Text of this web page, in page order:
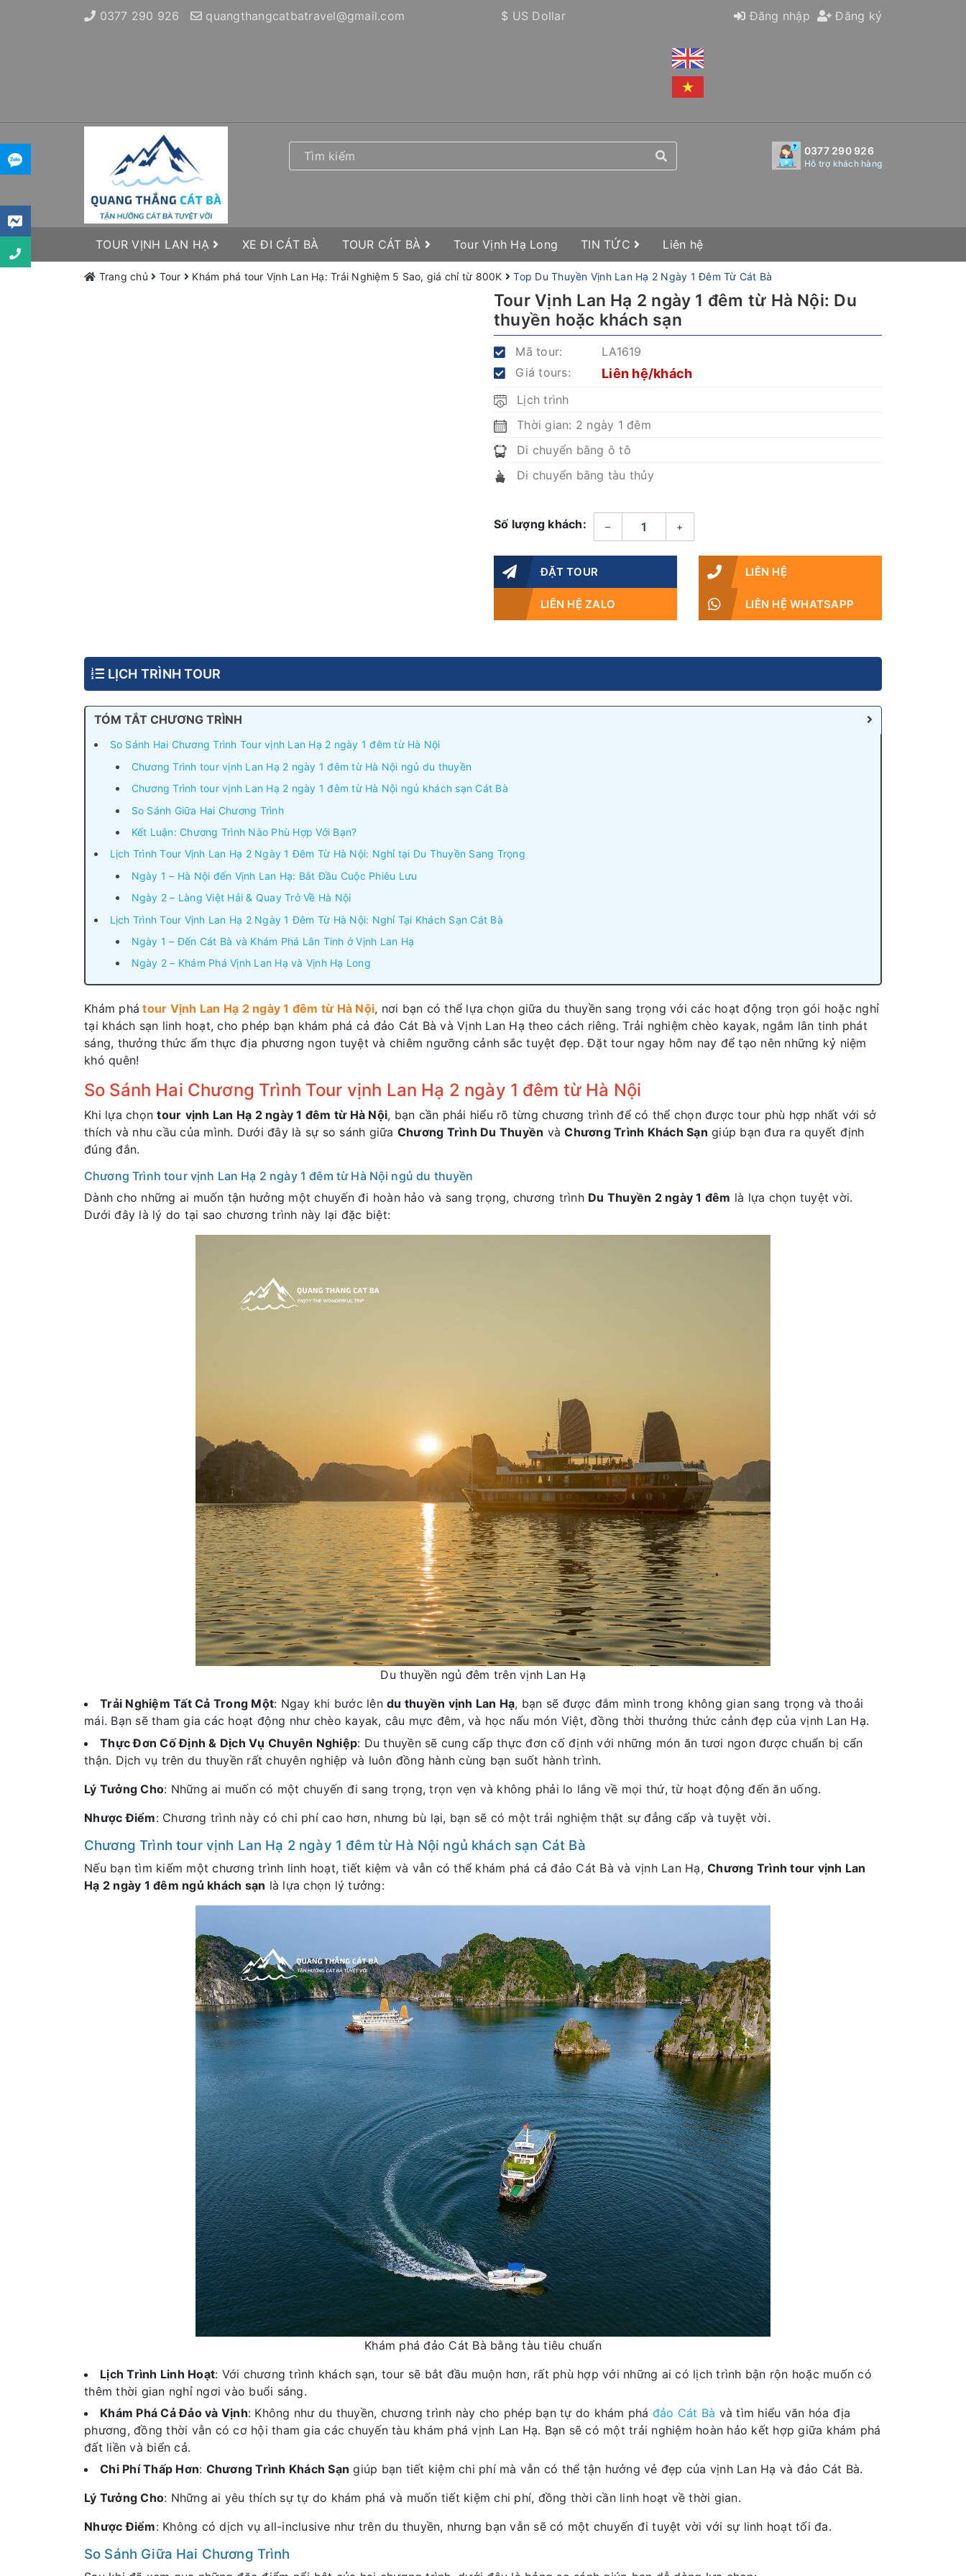
0377 290 926 quangthangcatbatravel@gmail.com Đăng nhập Đăng ký
$ US Dollar
0377 290 926
Hỗ trợ khách hàng
TOUR VỊNH LAN HẠ XE ĐI CÁT BÀ TOUR CÁT BÀ Tour Vịnh Hạ Long TIN TỨC Liên hệ
Trang chủ Tour Khám phá tour Vịnh Lan Hạ: Trải Nghiệm 5 Sao, giá chỉ từ 800K Top Du Thuyền Vịnh Lan Hạ 2 Ngày 1 Đêm Từ Cát Bà
Tour Vịnh Lan Hạ 2 ngày 1 đêm từ Hà Nội: Du
thuyền hoặc khách sạn
Mã tour:
LA1619
Giá tours:
Liên hệ/khách
Lịch trình
Thời gian: 2 ngày 1 đêm
Di chuyển bằng ô tô
Di chuyển bằng tàu thủy
Số lượng khách: – +
ĐẶT TOUR LIÊN HỆ
LIÊN HỆ ZALO LIÊN HỆ WHATSAPP
LỊCH TRÌNH TOUR
TÓM TẮT CHƯƠNG TRÌNH
So Sánh Hai Chương Trình Tour vịnh Lan Hạ 2 ngày 1 đêm từ Hà Nội
Chương Trình tour vịnh Lan Hạ 2 ngày 1 đêm từ Hà Nội ngủ du thuyền
Chương Trình tour vịnh Lan Hạ 2 ngày 1 đêm từ Hà Nội ngủ khách sạn Cát Bà
So Sánh Giữa Hai Chương Trình
Kết Luận: Chương Trình Nào Phù Hợp Với Bạn?
Lịch Trình Tour Vịnh Lan Hạ 2 Ngày 1 Đêm Từ Hà Nội: Nghỉ tại Du Thuyền Sang Trọng
Ngày 1 – Hà Nội đến Vịnh Lan Hạ: Bắt Đầu Cuộc Phiêu Lưu
Ngày 2 – Làng Việt Hải & Quay Trở Về Hà Nội
Lịch Trình Tour Vịnh Lan Hạ 2 Ngày 1 Đêm Từ Hà Nội: Nghỉ Tại Khách Sạn Cát Bà
Ngày 1 – Đến Cát Bà và Khám Phá Lân Tinh ở Vịnh Lan Hạ
Ngày 2 – Khám Phá Vịnh Lan Hạ và Vịnh Hạ Long
Khám phá tour Vịnh Lan Hạ 2 ngày 1 đêm từ Hà Nội, nơi bạn có thể lựa chọn giữa du thuyền sang trọng với các hoạt động trọn gói hoặc nghỉ
tại khách sạn linh hoạt, cho phép bạn khám phá cả đảo Cát Bà và Vịnh Lan Hạ theo cách riêng. Trải nghiệm chèo kayak, ngắm lân tinh phát
sáng, thưởng thức ẩm thực địa phương ngon tuyệt và chiêm ngưỡng cảnh sắc tuyệt đẹp. Đặt tour ngay hôm nay để tạo nên những kỷ niệm
khó quên!
So Sánh Hai Chương Trình Tour vịnh Lan Hạ 2 ngày 1 đêm từ Hà Nội
Khi lựa chọntour vịnh Lan Hạ 2 ngày 1 đêm từ Hà Nội, bạn cần phải hiểu rõ từng chương trình để có thể chọn được tour phù hợp nhất với sở
thích và nhu cầu của mình. Dưới đây là sự so sánh giữa Chương Trình Du Thuyền vàChương Trình Khách Sạn giúp bạn đưa ra quyết định
đúng đắn.
Chương Trình tour vịnh Lan Hạ 2 ngày 1 đêm từ Hà Nội ngủ du thuyền
Dành cho những ai muốn tận hưởng một chuyến đi hoàn hảo và sang trọng, chương trình Du Thuyền 2 ngày 1 đêm là lựa chọn tuyệt vời.
Dưới đây là lý do tại sao chương trình này lại đặc biệt:
Du thuyền ngủ đêm trên vịnh Lan Hạ
Trải Nghiệm Tất Cả Trong Một: Ngay khi bước lên du thuyền vịnh Lan Hạ, bạn sẽ được đắm mình trong không gian sang trọng và thoải
mái. Bạn sẽ tham gia các hoạt động như chèo kayak, câu mực đêm, và học nấu món Việt, đồng thời thưởng thức cảnh đẹp của vịnh Lan Hạ.
Thực Đơn Cố Định & Dịch Vụ Chuyên Nghiệp: Du thuyền sẽ cung cấp thực đơn cố định với những món ăn tươi ngon được chuẩn bị cẩn
thận. Dịch vụ trên du thuyền rất chuyên nghiệp và luôn đồng hành cùng bạn suốt hành trình.
Lý Tưởng Cho: Những ai muốn có một chuyến đi sang trọng, trọn vẹn và không phải lo lắng về mọi thứ, từ hoạt động đến ăn uống.
Nhược Điểm: Chương trình này có chi phí cao hơn, nhưng bù lại, bạn sẽ có một trải nghiệm thật sự đẳng cấp và tuyệt vời.
Chương Trình tour vịnh Lan Hạ 2 ngày 1 đêm từ Hà Nội ngủ khách sạn Cát Bà
Nếu bạn tìm kiếm một chương trình linh hoạt, tiết kiệm và vẫn có thể khám phá cả đảo Cát Bà và vịnh Lan Hạ, Chương Trình tour vịnh Lan
Hạ 2 ngày 1 đêm ngủ khách sạn là lựa chọn lý tưởng:
Khám phá đảo Cát Bà bằng tàu tiêu chuẩn
Lịch Trình Linh Hoạt: Với chương trình khách sạn, tour sẽ bắt đầu muộn hơn, rất phù hợp với những ai có lịch trình bận rộn hoặc muốn có
thêm thời gian nghỉ ngơi vào buổi sáng.
Khám Phá Cả Đảo và Vịnh: Không như du thuyền, chương trình này cho phép bạn tự do khám phá đảo Cát Bà và tìm hiểu văn hóa địa
phương, đồng thời vẫn có cơ hội tham gia các chuyến tàu khám phá vịnh Lan Hạ. Bạn sẽ có một trải nghiệm hoàn hảo kết hợp giữa khám phá
đất liền và biển cả.
Chi Phí Thấp Hơn: Chương Trình Khách Sạn giúp bạn tiết kiệm chi phí mà vẫn có thể tận hưởng vẻ đẹp của vịnh Lan Hạ và đảo Cát Bà.
Lý Tưởng Cho: Những ai yêu thích sự tự do khám phá và muốn tiết kiệm chi phí, đồng thời cần linh hoạt về thời gian.
Nhược Điểm: Không có dịch vụ all-inclusive như trên du thuyền, nhưng bạn vẫn sẽ có một chuyến đi tuyệt vời với sự linh hoạt tối đa.
So Sánh Giữa Hai Chương Trình